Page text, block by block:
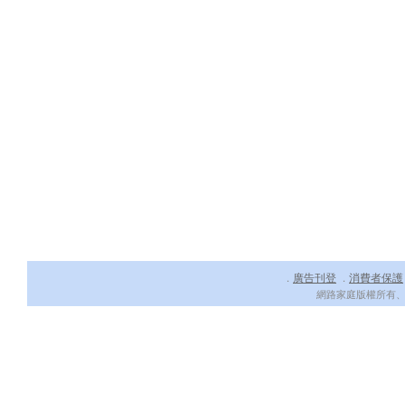
． 廣告刊登 ． 消費者保護
網路家庭版權所有